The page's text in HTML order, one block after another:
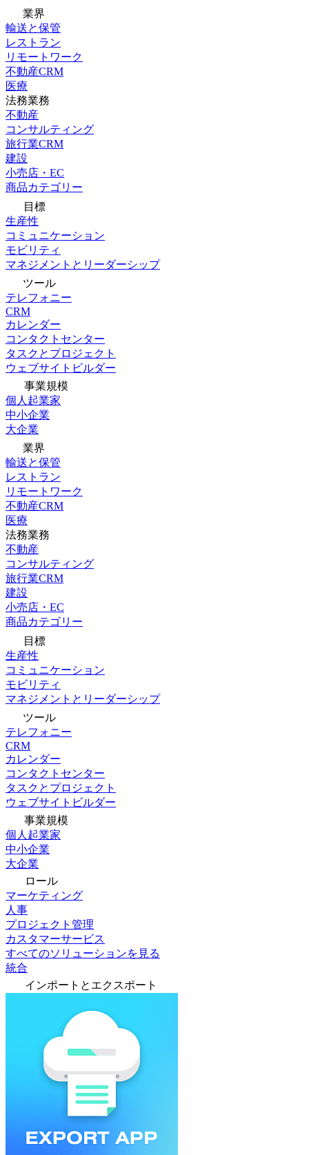
業界
輸送と保管
レストラン
リモートワーク
不動産CRM
医療
法務業務
不動産
コンサルティング
旅行業CRM
建設
小売店・EC
商品カテゴリー
目標
生産性
コミュニケーション
モビリティ
マネジメントとリーダーシップ
ツール
テレフォニー
CRM
カレンダー
コンタクトセンター
タスクとプロジェクト
ウェブサイトビルダー
事業規模
個人起業家
中小企業
大企業
業界
輸送と保管
レストラン
リモートワーク
不動産CRM
医療
法務業務
不動産
コンサルティング
旅行業CRM
建設
小売店・EC
商品カテゴリー
目標
生産性
コミュニケーション
モビリティ
マネジメントとリーダーシップ
ツール
テレフォニー
CRM
カレンダー
コンタクトセンター
タスクとプロジェクト
ウェブサイトビルダー
事業規模
個人起業家
中小企業
大企業
ロール
マーケティング
人事
プロジェクト管理
カスタマーサービス
すべてのソリューションを見る
統合
インポートとエクスポート